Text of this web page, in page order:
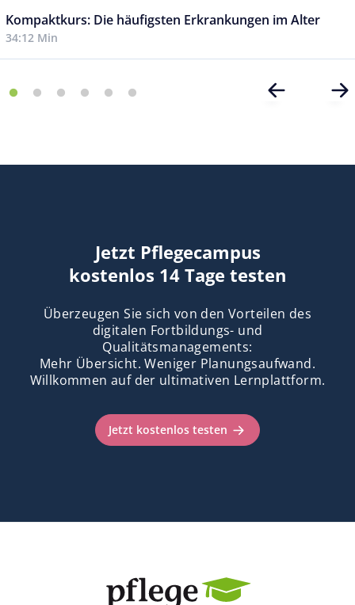
Kompaktkurs: Die häufigsten Erkrankungen im Alter
34:12 Min
Jetzt Pflegecampus
kostenlos 14 Tage testen
Überzeugen Sie sich von den Vorteilen des
digitalen Fortbildungs- und
Qualitätsmanagements:
Mehr Übersicht. Weniger Planungsaufwand.
Willkommen auf der ultimativen Lernplattform.
Jetzt kostenlos testen